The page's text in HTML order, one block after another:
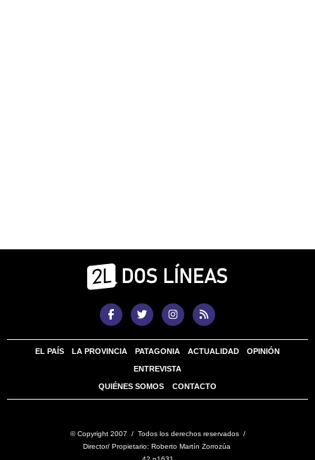
EL PAÍS LA PROVINCIA PATAGONIA ACTUALIDAD OPINIÓN
ENTREVISTA
QUIÉNES SOMOS CONTACTO
© Copyright 2007 / Todos los derechos reservados /
Director/ Propietario: Roberto Martín Zorrozúa